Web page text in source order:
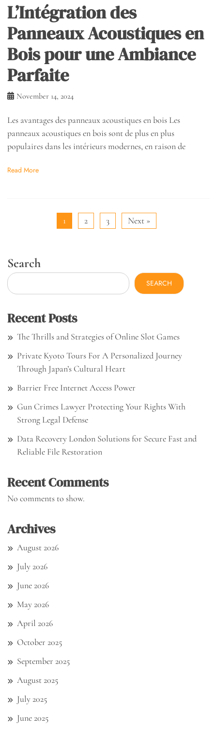
L’Intégration des
Panneaux Acoustiques en
Bois pour une Ambiance
Parfaite
November 14, 2024
Les avantages des panneaux acoustiques en bois Les
panneaux acoustiques en bois sont de plus en plus
populaires dans les intérieurs modernes, en raison de
Read More
1 2 3 Next »
Search
SEARCH
Recent Posts
The Thrills and Strategies of Online Slot Games
Private Kyoto Tours For A Personalized Journey
Through Japan’s Cultural Heart
Barrier Free Internet Access Power
Gun Crimes Lawyer Protecting Your Rights With
Strong Legal Defense
Data Recovery London Solutions for Secure Fast and
Reliable File Restoration
Recent Comments
No comments to show.
Archives
August 2026
July 2026
June 2026
May 2026
April 2026
October 2025
September 2025
August 2025
July 2025
June 2025